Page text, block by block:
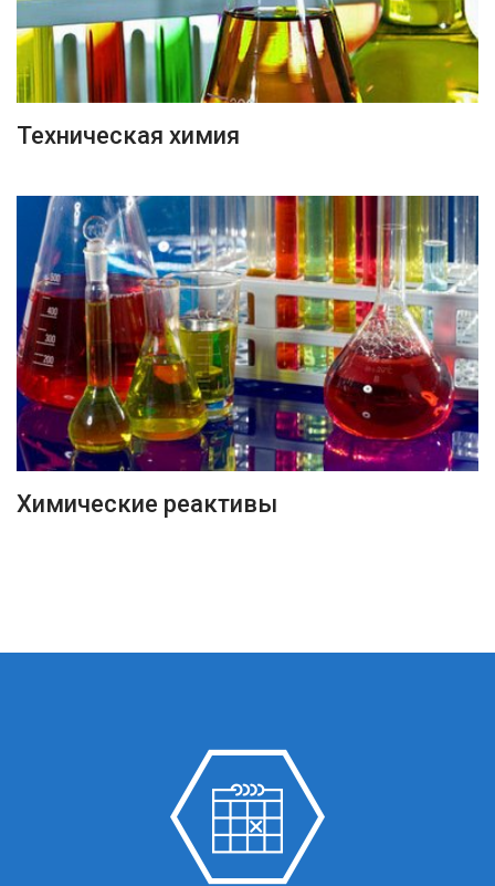
ПОДРОБНЕЕ
Техническая химия
ПОДРОБНЕЕ
Химические реактивы